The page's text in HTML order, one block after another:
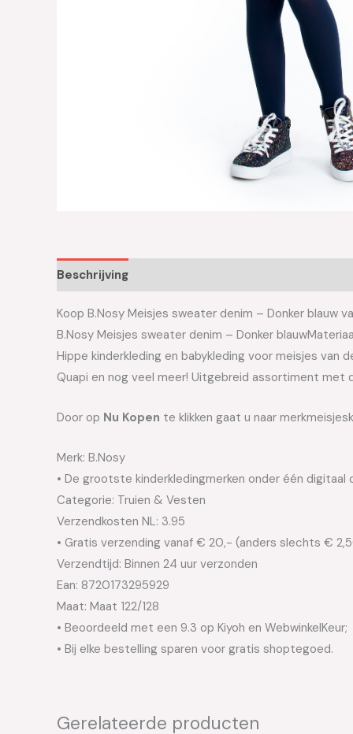
Beschrijving
Koop B.Nosy Meisjes sweater denim – Donker blauw
B.Nosy Meisjes sweater denim – Donker
Hippe kinderkleding en babykleding voor meisjes van
Quapi en nog veel meer! Uitgebreid assortiment
Door op Nu Kopen te klikken gaat u naar
Merk: B.Nosy
• De grootste kinderkledingmerken onder één digitaal
Categorie: Truien & Vesten
Verzendkosten NL: 3.95
• Gratis verzending vanaf € 20,- (anders slechts €
Verzendtijd: Binnen 24 uur verzonden
Ean: 8720173295929
Maat: Maat 122/128
• Beoordeeld met een 9.3 op Kiyoh en WebwinkelKeur;
• Bij elke bestelling sparen voor gratis shoptegoed.
Gerelateerde producten